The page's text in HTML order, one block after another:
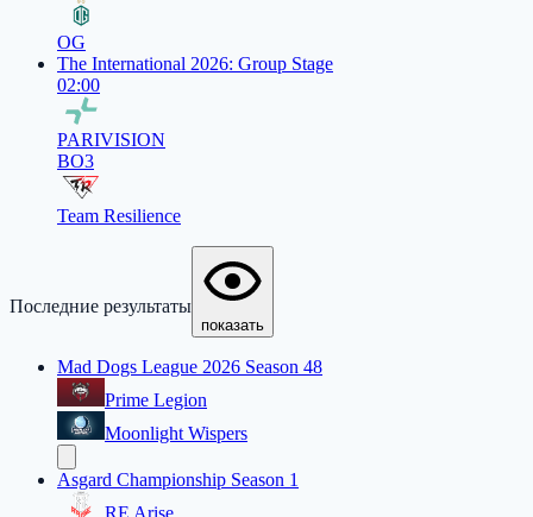
OG
The International 2026: Group Stage
02:00
PARIVISION
BO3
Team Resilience
Последние результаты
показать
Mad Dogs League 2026 Season 48
Prime Legion
Moonlight Wispers
Asgard Championship Season 1